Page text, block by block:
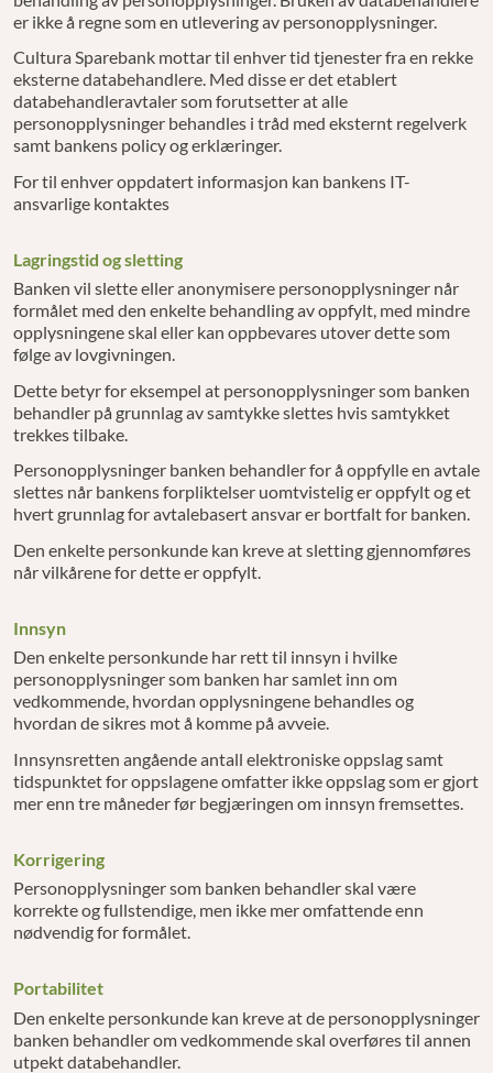
er ikke å regne som en utlevering av personopplysninger.
Cultura Sparebank mottar til enhver tid tjenester fra en rekke
eksterne databehandlere. Med disse er det etablert
databehandleravtaler som forutsetter at alle
personopplysninger behandles i tråd med eksternt regelverk
samt bankens policy og erklæringer.
For til enhver oppdatert informasjon kan bankens IT-
ansvarlige kontaktes
Lagringstid og sletting
Banken vil slette eller anonymisere personopplysninger når
formålet med den enkelte behandling av oppfylt, med mindre
opplysningene skal eller kan oppbevares utover dette som
følge av lovgivningen.
Dette betyr for eksempel at personopplysninger som banken
behandler på grunnlag av samtykke slettes hvis samtykket
trekkes tilbake.
Personopplysninger banken behandler for å oppfylle en avtale
slettes når bankens forpliktelser uomtvistelig er oppfylt og et
hvert grunnlag for avtalebasert ansvar er bortfalt for banken.
Den enkelte personkunde kan kreve at sletting gjennomføres
når vilkårene for dette er oppfylt.
Innsyn
Den enkelte personkunde har rett til innsyn i hvilke
personopplysninger som banken har samlet inn om
vedkommende, hvordan opplysningene behandles og
hvordan de sikres mot å komme på avveie.
Innsynsretten angående antall elektroniske oppslag samt
tidspunktet for oppslagene omfatter ikke oppslag som er gjort
mer enn tre måneder før begjæringen om innsyn fremsettes.
Korrigering
Personopplysninger som banken behandler skal være
korrekte og fullstendige, men ikke mer omfattende enn
nødvendig for formålet.
Portabilitet
Den enkelte personkunde kan kreve at de personopplysninger
banken behandler om vedkommende skal overføres til annen
utpekt databehandler.